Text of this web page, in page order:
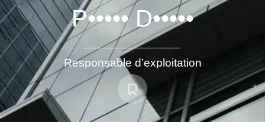
P••••• D•••••
Responsable d’exploitation